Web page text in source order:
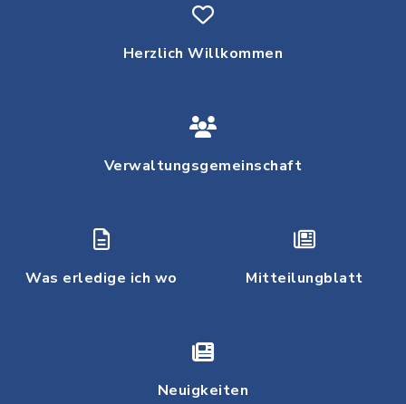
Herzlich Willkommen
Verwaltungsgemeinschaft
Was erledige ich wo Mitteilungblatt
Neuigkeiten